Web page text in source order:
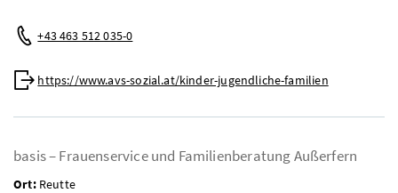
Telefon:
+43 463 512 035-0
Web:
https://www.avs-sozial.at/kinder-jugendliche-familien
basis – Frauenservice und Familienberatung Außerfern
Ort:Reutte